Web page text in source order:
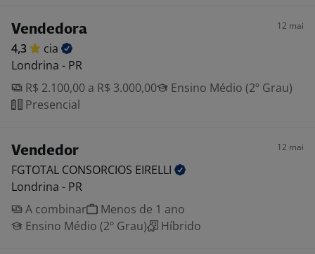
Vendedora 12 mai
4,3
cia
Londrina - PR
R$ 2.100,00 a R$ 3.000,00
Ensino Médio (2º Grau)
Presencial
Vendedor 12 mai
FGTOTAL CONSORCIOS EIRELLI
Londrina - PR
A combinar
Menos de 1 ano
Ensino Médio (2º Grau)
Híbrido